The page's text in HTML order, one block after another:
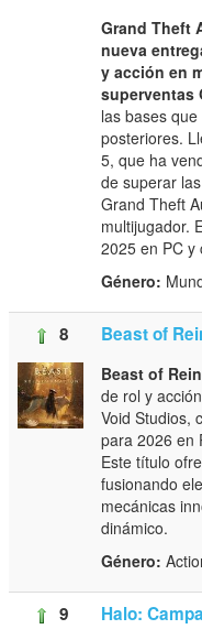
Grand Theft
nueva
y acción en
superventas
las bases
posteriores.
5, que ha
de superar
Grand Theft
multijugador.
2025 en PC y
Género:
8 Beast of
Beast of
de rol y
Void Studios,
para 2026 en
Este título
fusionando
mecánicas
dinámico.
Género:
9 Halo: